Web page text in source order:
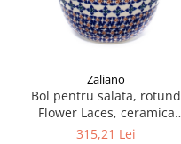
Zaliano
Bol pentru salata, rotund
Flower Laces, ceramica
smaltuita, pictat manual,
315,21 Lei